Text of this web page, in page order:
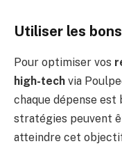
Utiliser les
Pour optimiser vos
high-tech via
chaque dépense est
stratégies peuvent
atteindre cet